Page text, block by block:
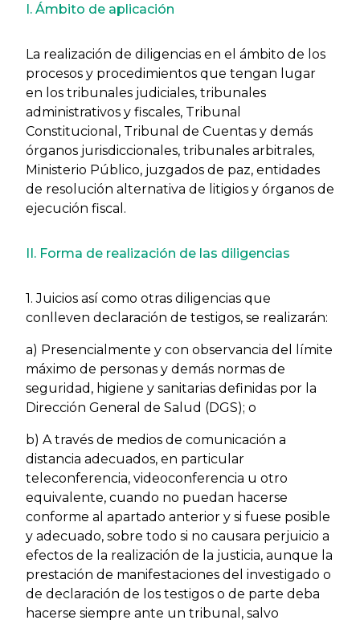
I. Ámbito de aplicación
La realización de diligencias en el ámbito de los
procesos y procedimientos que tengan lugar
en los tribunales judiciales, tribunales
administrativos y fiscales, Tribunal
Constitucional, Tribunal de Cuentas y demás
órganos jurisdiccionales, tribunales arbitrales,
Ministerio Público, juzgados de paz, entidades
de resolución alternativa de litigios y órganos de
ejecución fiscal.
II. Forma de realización de las diligencias
1. Juicios así como otras diligencias que
conlleven declaración de testigos, se realizarán:
a) Presencialmente y con observancia del límite
máximo de personas y demás normas de
seguridad, higiene y sanitarias definidas por la
Dirección General de Salud (DGS); o
b) A través de medios de comunicación a
distancia adecuados, en particular
teleconferencia, videoconferencia u otro
equivalente, cuando no puedan hacerse
conforme al apartado anterior y si fuese posible
y adecuado, sobre todo si no causara perjuicio a
efectos de la realización de la justicia, aunque la
prestación de manifestaciones del investigado o
de declaración de los testigos o de parte deba
hacerse siempre ante un tribunal, salvo